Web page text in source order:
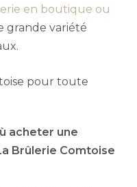
en boutique ou
grande variété
pour toute
acheter une
Brûlerie Comtoise